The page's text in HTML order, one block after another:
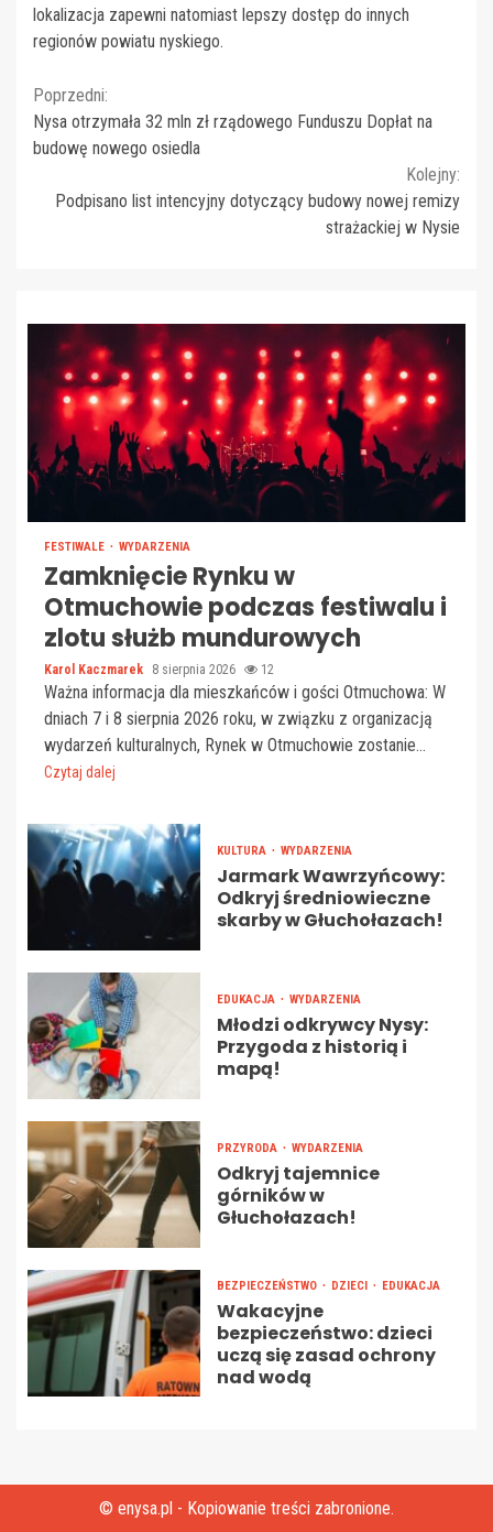
lokalizacja zapewni natomiast lepszy dostęp do innych
regionów powiatu nyskiego.
Continue
Reading
Poprzedni:
Nysa otrzymała 32 mln zł rządowego Funduszu Dopłat na
budowę nowego osiedla
Kolejny:
Podpisano list intencyjny dotyczący budowy nowej remizy
strażackiej w Nysie
FESTIWALE WYDARZENIA
Zamknięcie Rynku w
Otmuchowie podczas festiwalu i
zlotu służb mundurowych
Karol Kaczmarek 8 sierpnia 2026 12
Ważna informacja dla mieszkańców i gości Otmuchowa: W
dniach 7 i 8 sierpnia 2026 roku, w związku z organizacją
wydarzeń kulturalnych, Rynek w Otmuchowie zostanie...
Czytaj dalej
KULTURA WYDARZENIA
Jarmark Wawrzyńcowy:
Odkryj średniowieczne
skarby w Głuchołazach!
EDUKACJA WYDARZENIA
Młodzi odkrywcy Nysy:
Przygoda z historią i
mapą!
PRZYRODA WYDARZENIA
Odkryj tajemnice
górników w
Głuchołazach!
BEZPIECZEŃSTWO DZIECI EDUKACJA
Wakacyjne
bezpieczeństwo: dzieci
uczą się zasad ochrony
nad wodą
© enysa.pl - Kopiowanie treści zabronione.